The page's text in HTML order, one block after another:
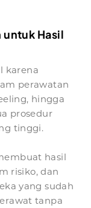
Hasil
karena
perawatan
hingga
prosedur
tinggi.
hasil
risiko, dan
yang sudah
tanpa